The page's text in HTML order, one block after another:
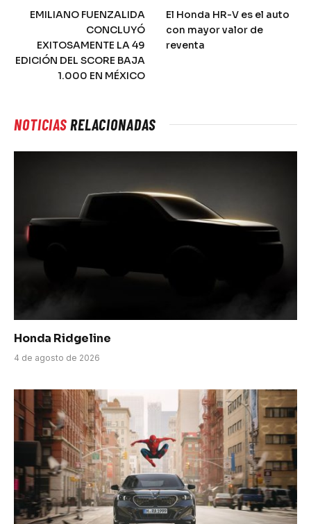
EMILIANO FUENZALIDA
CONCLUYÓ
EXITOSAMENTE LA 49
EDICIÓN DEL SCORE BAJA
1.000 EN MÉXICO
El Honda HR-V es el auto
con mayor valor de
reventa
NOTICIASRELACIONADAS
Honda Ridgeline
4 de agosto de 2026